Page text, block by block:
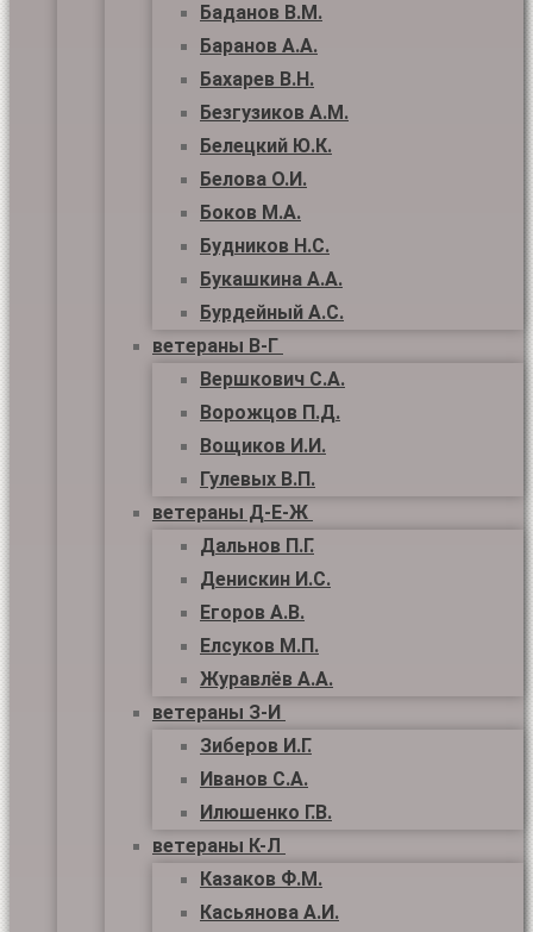
Баданов В.М.
Баранов А.А.
Бахарев В.Н.
Безгузиков А.М.
Белецкий Ю.К.
Белова О.И.
Боков М.А.
Будников Н.С.
Букашкина А.А.
Бурдейный А.С.
ветераны В-Г
Вершкович С.А.
Ворожцов П.Д.
Вощиков И.И.
Гулевых В.П.
ветераны Д-Е-Ж
Дальнов П.Г.
Денискин И.С.
Егоров А.В.
Елсуков М.П.
Журавлёв А.А.
ветераны З-И
Зиберов И.Г.
Иванов С.А.
Илюшенко Г.В.
ветераны К-Л
Казаков Ф.М.
Касьянова А.И.